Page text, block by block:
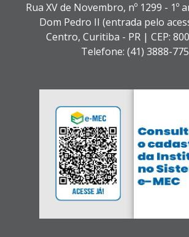
Rua XV de Novembro, nº 1299 - 1º
Dom Pedro II (entrada pelo
Centro, Curitiba - PR | CEP:
Telefone: (41) 3888-